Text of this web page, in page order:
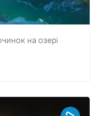
на озері